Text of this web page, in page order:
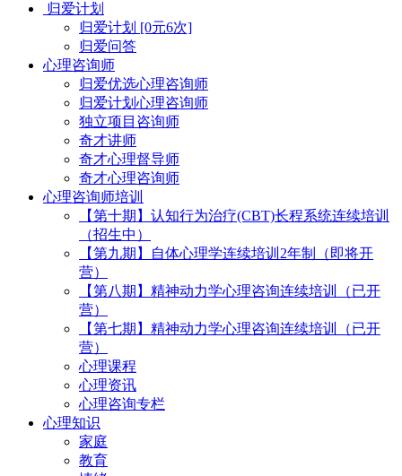
归爱计划
归爱计划 [0元6次]
归爱问答
心理咨询师
归爱优选心理咨询师
归爱计划心理咨询师
独立项目咨询师
奇才讲师
奇才心理督导师
奇才心理咨询师
心理咨询师培训
【第十期】认知行为治疗(CBT)长程系统连续培训
（招生中）
【第九期】自体心理学连续培训2年制（即将开
营）
【第八期】精神动力学心理咨询连续培训（已开
营）
【第七期】精神动力学心理咨询连续培训（已开
营）
心理课程
心理资讯
心理咨询专栏
心理知识
家庭
教育